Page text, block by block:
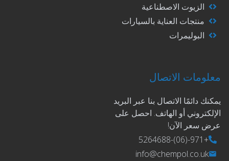
الزيوت الاصطناعية
منتجات العناية بالسيارات
البوليمرات
معلومات الاتصال
يمكنك دائمًا الاتصال بنا عبر البريد
الإلكتروني أو الهاتف. احصل على
عرض سعر الآن!
+971-(06)-5264688
info@chempol.co.uk